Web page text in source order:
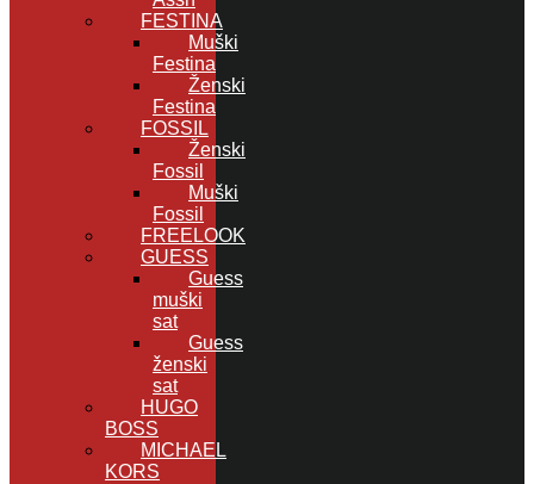
FESTINA
Muški
Festina
Ženski
Festina
FOSSIL
Ženski
Fossil
Muški
Fossil
FREELOOK
GUESS
Guess
muški
sat
Guess
ženski
sat
HUGO
BOSS
MICHAEL
KORS